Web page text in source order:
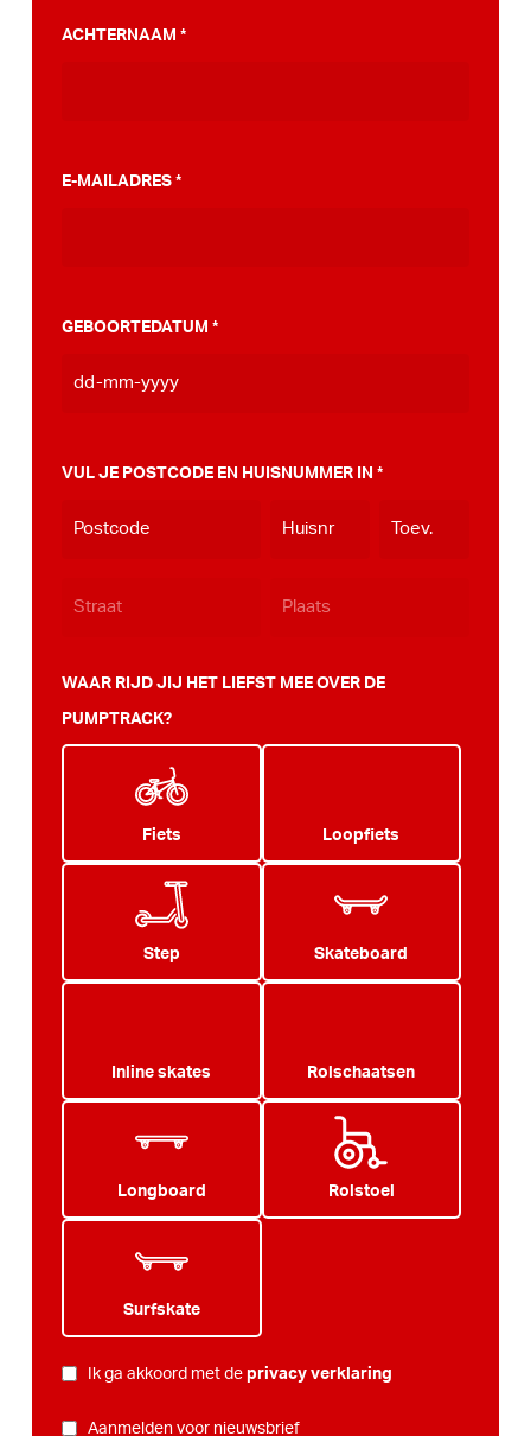
ACHTERNAAM *
E-MAILADRES *
GEBOORTEDATUM *
MM
JJJJ
VUL JE POSTCODE EN HUISNUMMER IN *
WAAR RIJD JIJ HET LIEFST MEE OVER DE
PUMPTRACK?
Fiets Loopfiets
Step Skateboard
Inline skates Rolschaatsen
Longboard Rolstoel
Surfskate
PRIVACYIk ga akkoord met de privacy verklaring
NIEUWSBRIEF
Aanmelden voor nieuwsbrief